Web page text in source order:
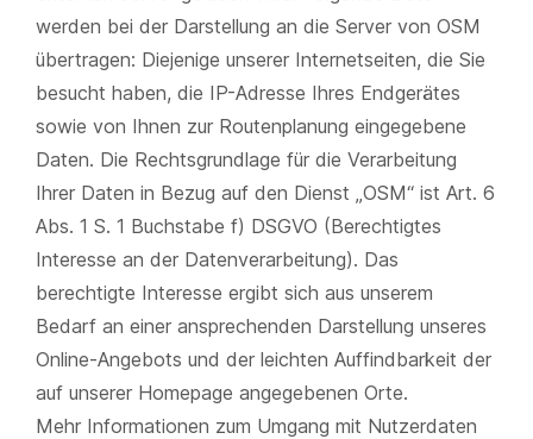
werden bei der Darstellung an die Server von OSM
übertragen: Diejenige unserer Internetseiten, die Sie
besucht haben, die IP-Adresse Ihres Endgerätes
sowie von Ihnen zur Routenplanung eingegebene
Daten. Die Rechtsgrundlage für die Verarbeitung
Ihrer Daten in Bezug auf den Dienst „OSM“ ist Art. 6
Abs. 1 S. 1 Buchstabe f) DSGVO (Berechtigtes
Interesse an der Datenverarbeitung). Das
berechtigte Interesse ergibt sich aus unserem
Bedarf an einer ansprechenden Darstellung unseres
Online-Angebots und der leichten Auffindbarkeit der
auf unserer Homepage angegebenen Orte.
Mehr Informationen zum Umgang mit Nutzerdaten